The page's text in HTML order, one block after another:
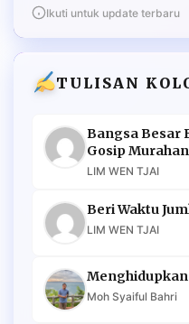
Ikuti untuk update terbaru
TULISAN
Bangsa Besar
Gosip Murahan
LIM WEN TJAI
Beri Waktu
LIM WEN TJAI
Menghidupkan
Moh Syaiful Bahri